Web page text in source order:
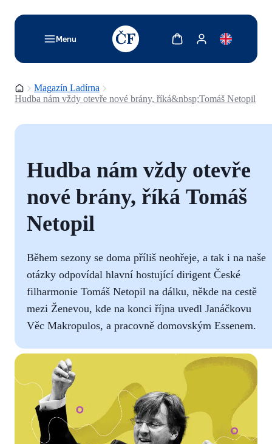
Menu
TODO: Add description for reader
Zobrazit košíkZobrazit můj účet
Domovská stránka
Magazín Ladírna
Hudba nám vždy otevře nové brány, říká&nbsp;Tomáš Netopil
Hudba nám vždy otevře
nové brány, říká Tomáš
Netopil
Během sezony se doma příliš neohřeje, a tak i na naše
otázky odpovídal hlavní hostující dirigent České
filharmonie Tomáš Netopil na dálku, někde na cestě
mezi Ženevou, kde na konci října uvedl Janáčkovu
Věc Makropulos, a pracovně domovským Essenem.